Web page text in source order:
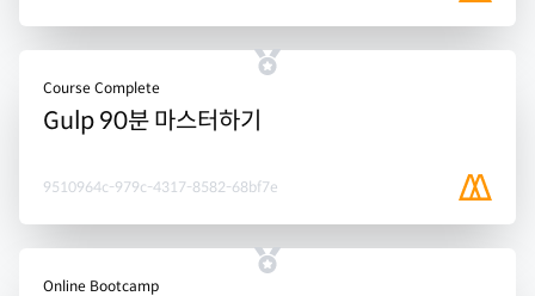
Course Complete
Gulp 90분 마스터하기
9510964c-979c-4317-8582-68bf7e
Online Bootcamp